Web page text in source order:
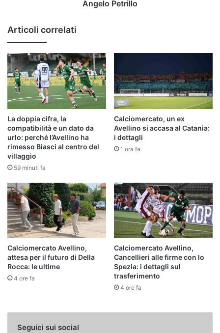
Angelo Petrillo
Articoli correlati
La doppia cifra, la
compatibilità e un dato da
urlo: perché l’Avellino ha
rimesso Biasci al centro del
villaggio
59 minuti fa
Calciomercato, un ex
Avellino si accasa al Catania:
i dettagli
1 ora fa
Calciomercato Avellino,
attesa per il futuro di Della
Rocca: le ultime
4 ore fa
Calciomercato Avellino,
Cancellieri alle firme con lo
Spezia: i dettagli sul
trasferimento
4 ore fa
Seguici sui social